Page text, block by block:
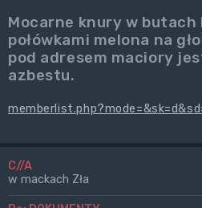
Mocarne knury w butach
połówkami melona na
pod adresem maciory
azbestu.
C//A
w mackach Zła